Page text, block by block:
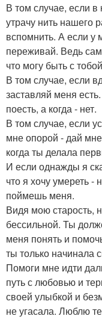
В том случае, если в
утрачу нить нашего
вспомнить. А если у
переживай. Ведь
что могу быть с
В том случае, если
заставляй меня
поесть, а когда - нет.
В том случае, если
мне опорой - дай
когда ты делала
И если однажды я
что я хочу умереть -
поймешь меня.
Видя мою старость,
бессильной. Ты
меня понять и
ты только начинала
Помоги мне идти
путь с любовью и
своей улыбкой и
не угасала. Люблю